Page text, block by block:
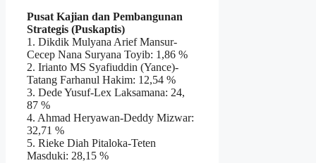
Pusat Kajian dan Pembangunan
Strategis (Puskaptis)
1. Dikdik Mulyana Arief Mansur-
Cecep Nana Suryana Toyib: 1,86 %
2. Irianto MS Syafiuddin (Yance)-
Tatang Farhanul Hakim: 12,54 %
3. Dede Yusuf-Lex Laksamana: 24,
87 %
4. Ahmad Heryawan-Deddy Mizwar:
32,71 %
5. Rieke Diah Pitaloka-Teten
Masduki: 28,15 %